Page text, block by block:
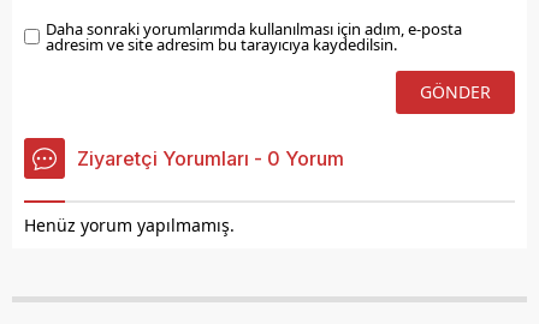
Daha sonraki yorumlarımda kullanılması için adım, e-posta
adresim ve site adresim bu tarayıcıya kaydedilsin.
Ziyaretçi Yorumları - 0 Yorum
Henüz yorum yapılmamış.